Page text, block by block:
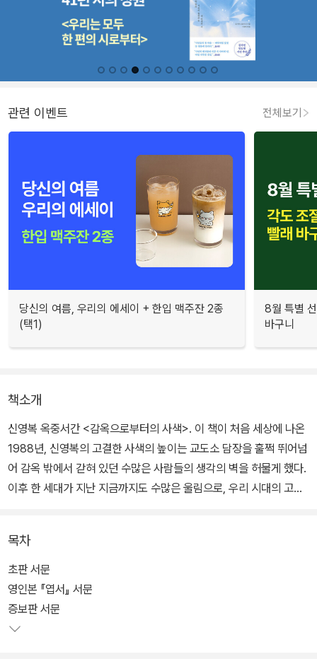
관련 이벤트 전체보기
당신의 여름, 우리의 에세이 + 한입 맥주잔 2종
(택1)
8월 특별
바구니
책소개
신영복 옥중서간 <감옥으로부터의 사색>. 이 책이 처음 세상에 나온
1988년, 신영복의 고결한 사색의 높이는 교도소 담장을 훌쩍 뛰어넘
어 감옥 밖에서 갇혀 있던 수많은 사람들의 생각의 벽을 허물게 했다.
이후 한 세대가 지난 지금까지도 수많은 울림으로, 우리 시대의 고전
여 새롭게 선보인다.
통혁당 사건으로 20년 20일 영어의 몸을 살았던 무기수가 가족들에
게 보낸 편지를 모아 만든 책이다. 폐쇄된 공간 속에 살면서도 감정의
동요 없이 차분하게 자신과 세계를 성찰하는 신영복의 모습에서 우리
목차
초판 서문
영인본 『엽서』 서문
증보판 서문